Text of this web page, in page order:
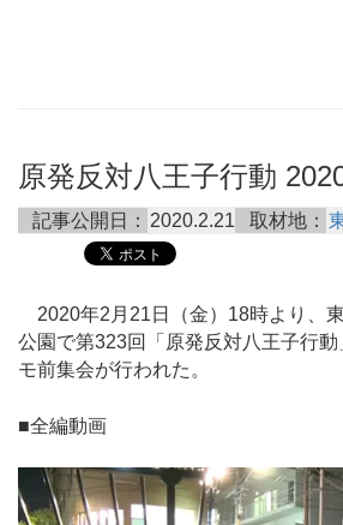
原発反対八王子行動
記事公開日： 2020.2.21 取材地：
2020年2月21日（金）18時より、
公園で第323回「原発反対八王子行
モ前集会が行われた。
■全編動画